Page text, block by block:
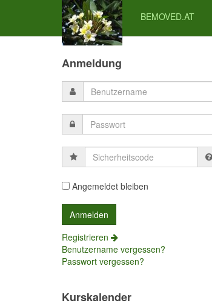
BEMOVED.AT
Anmeldung
Sicherheitscode
Angemeldet bleiben
Registrieren
Benutzername vergessen?
Passwort vergessen?
Kurskalender
PreviousPrevious